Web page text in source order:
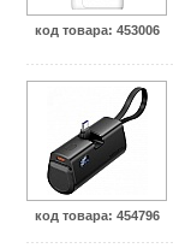
код товара: 453006
код товара: 454796